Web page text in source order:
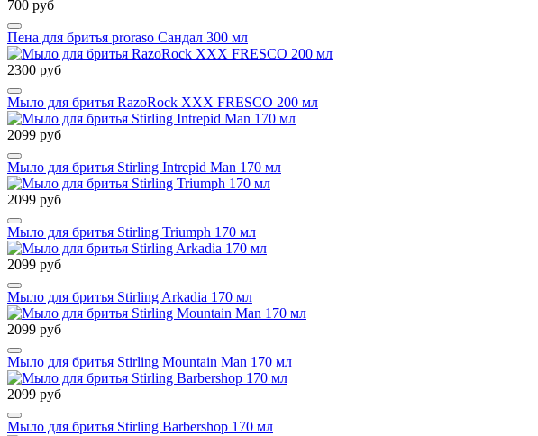
700 руб
Пена для бритья proraso Сандал 300 мл
2300 руб
Мыло для бритья RazoRock XXX FRESCO 200 мл
2099 руб
Мыло для бритья Stirling Intrepid Man 170 мл
2099 руб
Мыло для бритья Stirling Triumph 170 мл
2099 руб
Мыло для бритья Stirling Arkadia 170 мл
2099 руб
Мыло для бритья Stirling Mountain Man 170 мл
2099 руб
Мыло для бритья Stirling Barbershop 170 мл